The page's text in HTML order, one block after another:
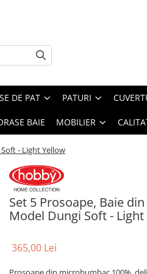
DE PAT PATURI
BAIE MOBILIER
- Light Yellow
Set 5 Prosoape, Baie
Model Dungi Soft -
365,00 Lei